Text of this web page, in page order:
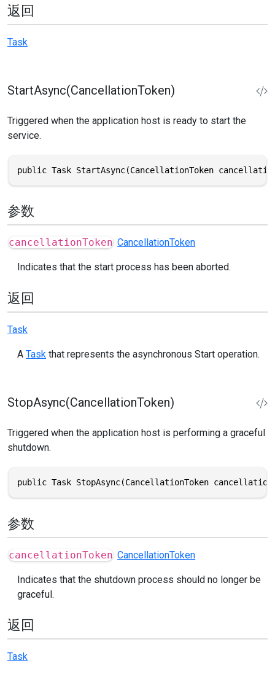
返回
Task
StartAsync(CancellationToken)
Triggered when the application host is ready to start the
service.
public Task StartAsync(CancellationToken
参数
cancellationToken CancellationToken
Indicates that the start process has been aborted.
返回
Task
A Task that represents the asynchronous Start operation.
StopAsync(CancellationToken)
Triggered when the application host is performing a graceful
shutdown.
public Task StopAsync(CancellationToken
参数
cancellationToken CancellationToken
Indicates that the shutdown process should no longer be
graceful.
返回
Task